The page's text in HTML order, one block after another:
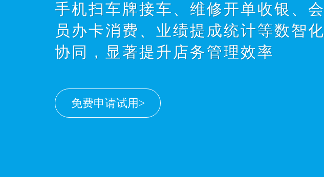
手机扫车牌接车、维修开单收银、会
员办卡消费、业绩提成统计等数智化
协同，显著提升店务管理效率
免费申请试用>